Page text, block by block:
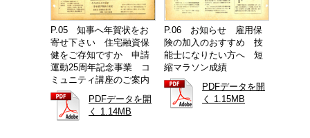
P.05 知事へ年賀状をお
寄せ下さい 住宅融資保
健をご存知ですか 申請
運動25周年記念事業 コ
ミュニティ講座のご案内
PDFデータを開
く 1.14MB
P.06 お知らせ 雇用保
険の加入のおすすめ 技
能士になりたい方へ 短
縮マラソン成績
PDFデータを開
く 1.15MB